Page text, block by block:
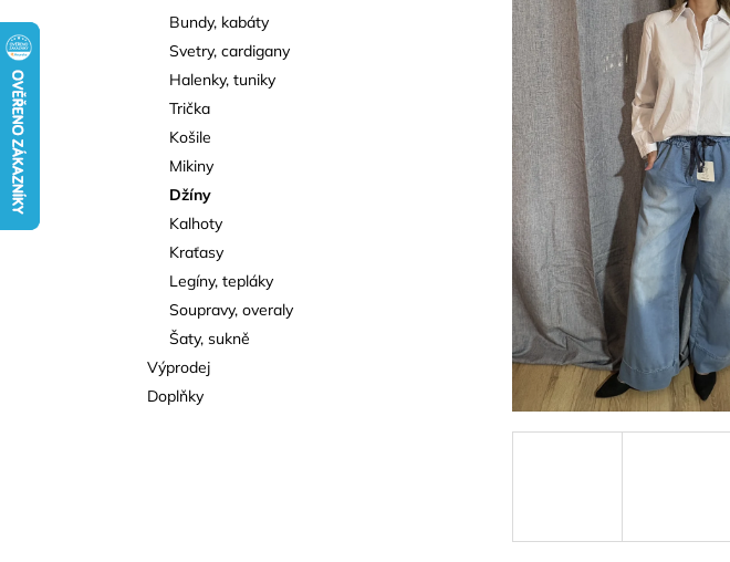
Bundy, kabáty
Svetry, cardigany
Halenky, tuniky
Trička
Košile
Mikiny
Džíny
Kalhoty
Kraťasy
Legíny, tepláky
Soupravy, overaly
Šaty, sukně
Výprodej
Doplňky
Doporučujeme